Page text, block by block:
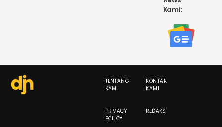
Kami:
TENTANG
KAMI
KONTAK
KAMI
PRIVACY
POLICY
REDAKSI